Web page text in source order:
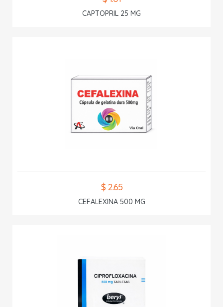
CAPTOPRIL 25 MG
$ 2.65
CEFALEXINA 500 MG